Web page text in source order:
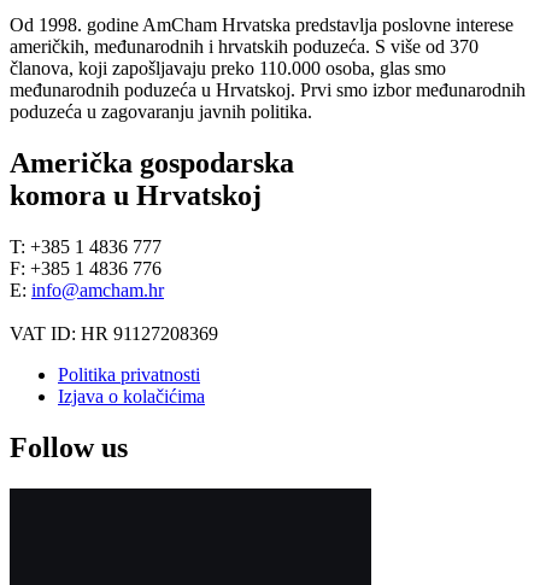
Od 1998. godine AmCham Hrvatska predstavlja poslovne interese
američkih, međunarodnih i hrvatskih poduzeća. S više od 370
članova, koji zapošljavaju preko 110.000 osoba, glas smo
međunarodnih poduzeća u Hrvatskoj. Prvi smo izbor međunarodnih
poduzeća u zagovaranju javnih politika.
Američka gospodarska
komora u Hrvatskoj
T: +385 1 4836 777
F: +385 1 4836 776
E: info@amcham.hr
VAT ID: HR 91127208369
Politika privatnosti
Izjava o kolačićima
Follow us